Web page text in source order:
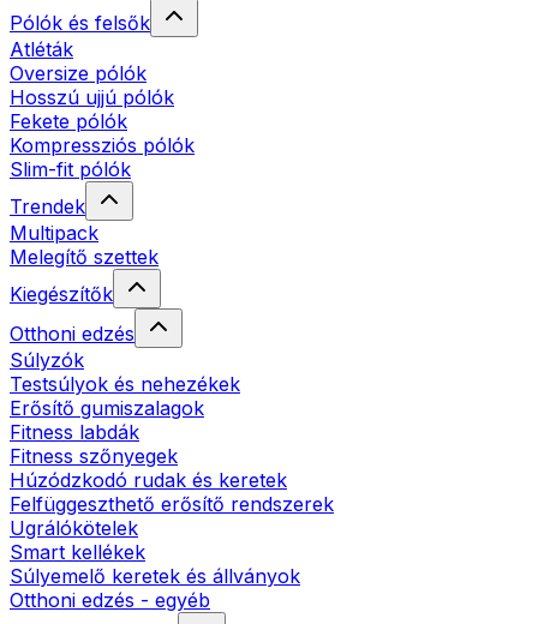
Pólók és felsők
Atléták
Oversize pólók
Hosszú ujjú pólók
Fekete pólók
Kompressziós pólók
Slim-fit pólók
Trendek
Multipack
Melegítő szettek
Kiegészítők
Otthoni edzés
Súlyzók
Testsúlyok és nehezékek
Erősítő gumiszalagok
Fitness labdák
Fitness szőnyegek
Húzódzkodó rudak és keretek
Felfüggeszthető erősítő rendszerek
Ugrálókötelek
Smart kellékek
Súlyemelő keretek és állványok
Otthoni edzés - egyéb